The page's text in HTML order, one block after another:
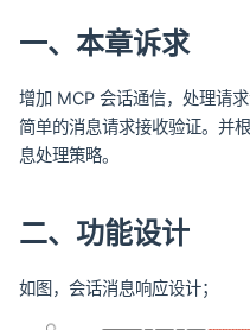
一、本章诉求
增加 MCP 会话通信，处理请
简单的消息请求接收验证。并
息处理策略。
二、功能设计
如图，会话消息响应设计；